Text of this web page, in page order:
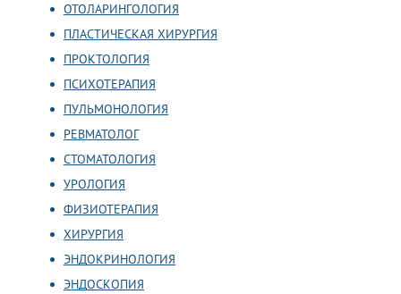
ОТОЛАРИНГОЛОГИЯ
ПЛАСТИЧЕСКАЯ ХИРУРГИЯ
ПРОКТОЛОГИЯ
ПСИХОТЕРАПИЯ
ПУЛЬМОНОЛОГИЯ
РЕВМАТОЛОГ
СТОМАТОЛОГИЯ
УРОЛОГИЯ
ФИЗИОТЕРАПИЯ
ХИРУРГИЯ
ЭНДОКРИНОЛОГИЯ
ЭНДОСКОПИЯ